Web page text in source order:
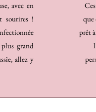
avec en
sourires !
grand
allez y
que
prêt